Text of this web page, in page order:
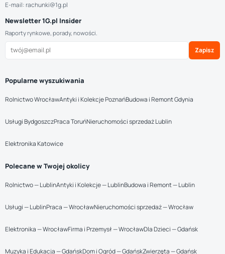
E-mail: rachunki@1g.pl
Newsletter 1G.pl Insider
Raporty rynkowe, porady, nowości.
Zapisz
Popularne wyszukiwania
Rolnictwo WrocławAntyki i Kolekcje PoznańBudowa i Remont Gdynia
Usługi BydgoszczPraca ToruńNieruchomości sprzedaż Lublin
Elektronika Katowice
Polecane w Twojej okolicy
Rolnictwo — LublinAntyki i Kolekcje — LublinBudowa i Remont — Lublin
Usługi — LublinPraca — WrocławNieruchomości sprzedaż — Wrocław
Elektronika — WrocławFirma i Przemysł — WrocławDla Dzieci — Gdańsk
Muzyka i Edukacja — GdańskDom i Ogród — GdańskZwierzęta — Gdańsk